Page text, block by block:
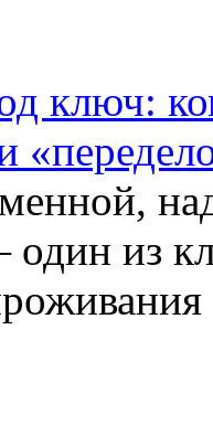
ключ:
из